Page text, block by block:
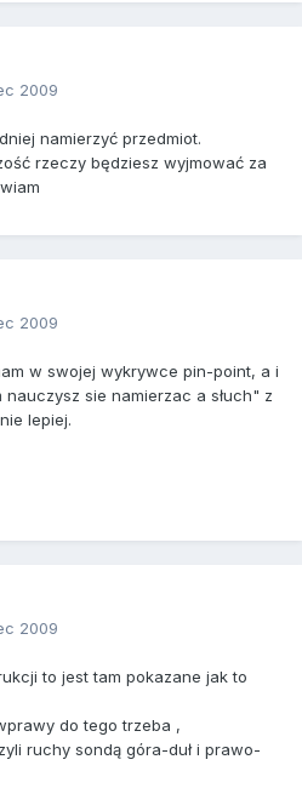
2009
namierzyć przedmiot.
rzeczy będziesz wyjmować za
2009
w swojej wykrywce pin-point, a i
sie namierzac a słuch" z
lepiej.
2009
to jest tam pokazane jak to
do tego trzeba ,
ruchy sondą góra-duł i prawo-